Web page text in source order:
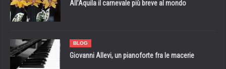
All’Aquila il carnevale più breve al mondo
BLOG
Giovanni Allevi, un pianoforte fra le macerie